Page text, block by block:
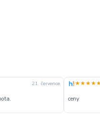
21. července
ceny